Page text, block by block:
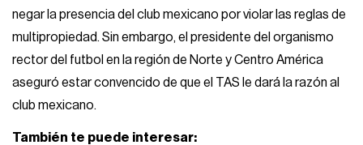
negar la presencia del club mexicano por violar las reglas de
multipropiedad. Sin embargo, el presidente del organismo
rector del futbol en la región de Norte y Centro América
aseguró estar convencido de que el TAS le dará la razón al
club mexicano.
También te puede interesar: